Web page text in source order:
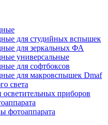
для студийных вспышек
для зеркальных ФА
универсальные
для софтбоксов
для макровспышек Dmaf
света
приборов
фотоаппарата